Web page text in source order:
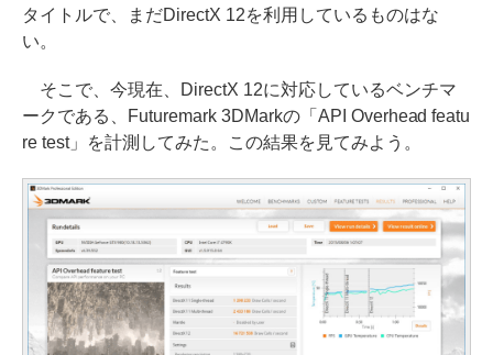
タイトルで、まだDirectX 12を利用しているものはな
い。
そこで、今現在、DirectX 12に対応しているベンチマ
ークである、Futuremark 3DMarkの「API Overhead featu
re test」を計測してみた。この結果を見てみよう。